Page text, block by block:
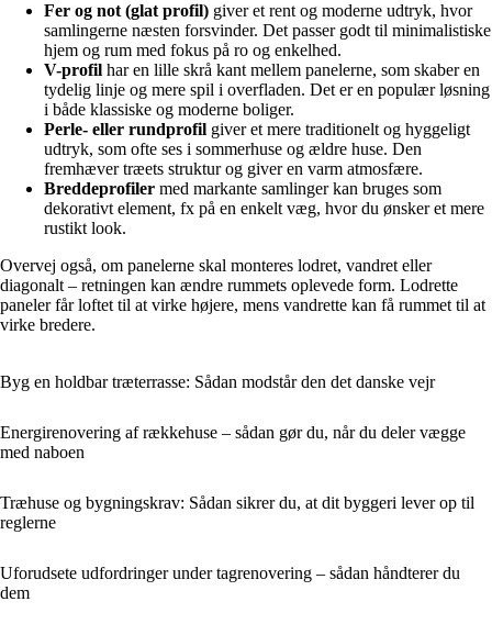
Fer og not (glat profil) giver et rent og moderne udtryk, hvor
samlingerne næsten forsvinder. Det passer godt til minimalistiske
hjem og rum med fokus på ro og enkelhed.
V-profil har en lille skrå kant mellem panelerne, som skaber en
tydelig linje og mere spil i overfladen. Det er en populær løsning
i både klassiske og moderne boliger.
Perle- eller rundprofil giver et mere traditionelt og hyggeligt
udtryk, som ofte ses i sommerhuse og ældre huse. Den
fremhæver træets struktur og giver en varm atmosfære.
Breddeprofiler med markante samlinger kan bruges som
dekorativt element, fx på en enkelt væg, hvor du ønsker et mere
rustikt look.
Overvej også, om panelerne skal monteres lodret, vandret eller
diagonalt – retningen kan ændre rummets oplevede form. Lodrette
paneler får loftet til at virke højere, mens vandrette kan få rummet til at
virke bredere.
Byg en holdbar træterrasse: Sådan modstår den det danske vejr
Energirenovering af rækkehuse – sådan gør du, når du deler vægge
med naboen
Træhuse og bygningskrav: Sådan sikrer du, at dit byggeri lever op til
reglerne
Uforudsete udfordringer under tagrenovering – sådan håndterer du
dem